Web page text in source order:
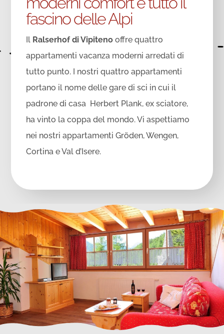
fascino delle Alpi
Il Ralserhof di Vipiteno offre quattro
appartamenti vacanza moderni arredati di
tutto punto. I nostri quattro appartamenti
portano il nome delle gare di sci in cui il
padrone di casa Herbert Plank, ex sciatore,
ha vinto la coppa del mondo. Vi aspettiamo
nei nostri appartamenti Gröden, Wengen,
Cortina e Val d’Isere.